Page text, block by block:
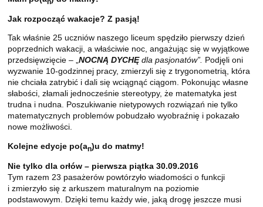
matmy!
Jak rozpocząć wakacje? Z pasją!
Tak właśnie 25 uczniów naszego liceum spędziło pierwszy dzień
poprzednich wakacji, a właściwie noc, angażując się w wyjątkowe
przedsięwzięcie – „NOCNĄ DYCHĘdla pasjonatów”. Podjęli oni
wyzwanie 10-godzinnej pracy, zmierzyli się z trygonometrią, która
nie chciała zatrybić i dali się wciągnąć ciągom. Pokonując własne
słabości, złamali jednocześnie stereotypy, że matematyka jest
trudna i nudna. Poszukiwanie nietypowych rozwiązań nie tylko
matematycznych problemów pobudzało wyobraźnię i pokazało
nowe możliwości.
Kolejne edycje po(an)u do matmy!
Nie tylko dla orłów – pierwsza piątka 30.09.2016
Tym razem 23 pasażerów powtórzyło wiadomości o funkcji
i zmierzyło się z arkuszem maturalnym na poziomie
podstawowym. Dzięki temu każdy wie, jaką drogę jeszcze musi